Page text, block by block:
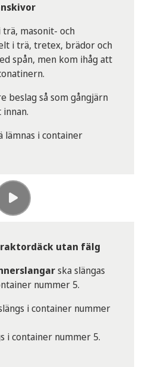
masonit- och
i trä, tretex, brädor och
spån, men kom ihåg att
beslag så som gångjärn
i container
utan fälg
ska slängas
nummer 5.
i container nummer
i container nummer 5.